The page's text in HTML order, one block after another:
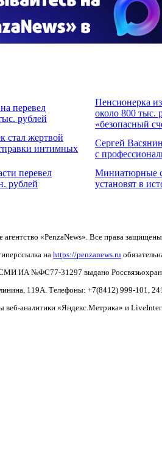
перевел
рублей
Пенсионерка
около 800 тыс.
«безопасный
стал жертвой
интимных
Сергей
с
перевел
рублей
Миниатюрные
установят в
«PenzaNews». Все права
на https://penzanews.ru
СМИ ИА №ФС77-31297 выдано
119А. Телефоны: +7(8412) 999-101,
веб-аналитики «Яндекс.Метрика» и